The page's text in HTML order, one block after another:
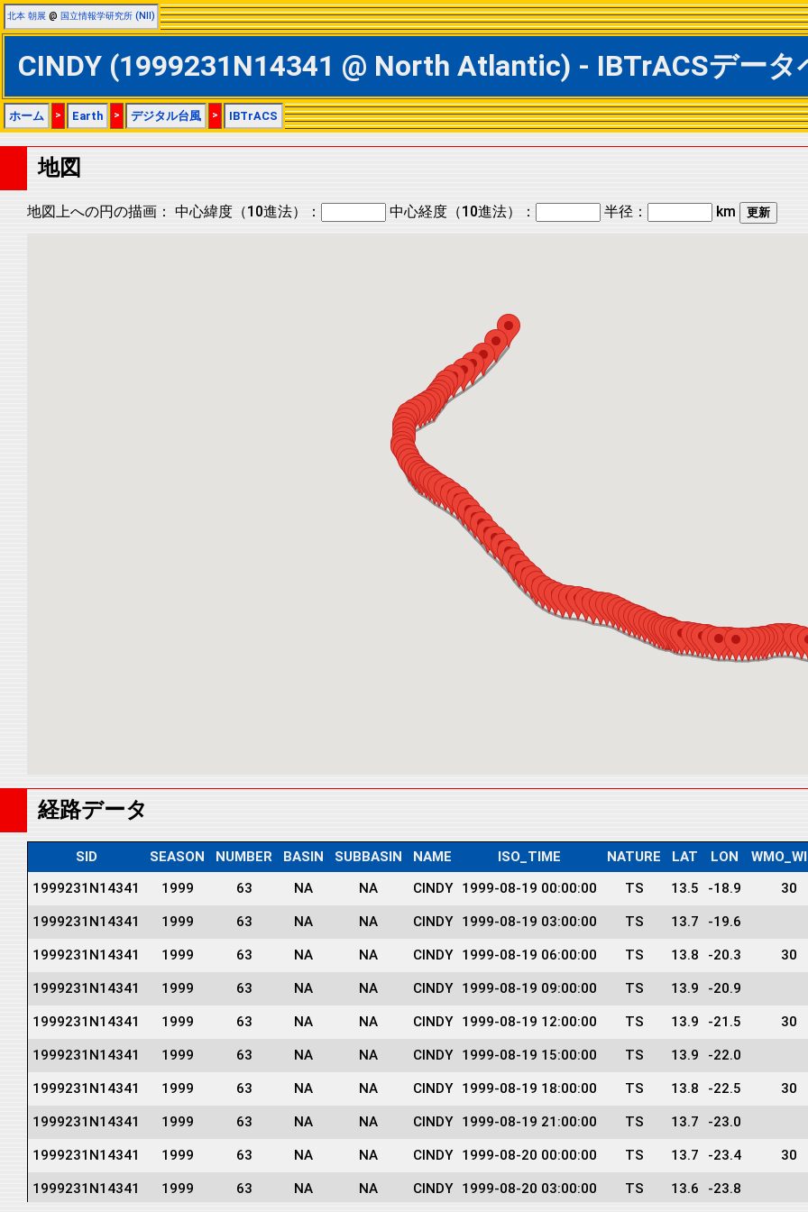
北本 朝展 @ 国立情報学研究所 (NII)
CINDY (1999231N14341 @ North Atlantic) - IBTrACSデー
ホーム > Earth > デジタル台風 > IBTrACS
地図
地図上への円の描画： 中心緯度（10進法）： 中心経度（10進法）： 半径： km
経路データ
SID SEASON NUMBER BASIN SUBBASIN NAME ISO_TIME NATURE LAT LON
1999231N14341
1999 63 NA NA CINDY 1999-08-19 00:00:00 TS 13.5 -18.9 30
1999231N14341 1999 63 NA NA CINDY 1999-08-19 03:00:00 TS 13.7 -19.6
1999231N14341 1999 63 NA NA CINDY 1999-08-19 06:00:00 TS 13.8 -20.3 30
1999231N14341 1999 63 NA NA CINDY 1999-08-19 09:00:00 TS 13.9 -20.9
1999231N14341 1999 63 NA NA CINDY 1999-08-19 12:00:00 TS 13.9 -21.5 30
1999231N14341 1999 63 NA NA CINDY 1999-08-19 15:00:00 TS 13.9 -22.0
1999231N14341 1999 63 NA NA CINDY 1999-08-19 18:00:00 TS 13.8 -22.5 30
1999231N14341 1999 63 NA NA CINDY 1999-08-19 21:00:00 TS 13.7 -23.0
1999231N14341 1999 63 NA NA CINDY 1999-08-20 00:00:00 TS 13.7 -23.4 30
1999231N14341 1999 63 NA NA CINDY 1999-08-20 03:00:00 TS 13.6 -23.8